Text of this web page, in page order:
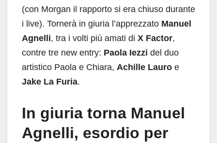
(con Morgan il rapporto si era chiuso durante
i live). Tornerà in giuria l’apprezzato Manuel
Agnelli, tra i volti più amati di X Factor,
contre tre new entry: Paola Iezzi del duo
artistico Paola e Chiara, Achille Lauro e
Jake La Furia.
In giuria torna Manuel
Agnelli, esordio per